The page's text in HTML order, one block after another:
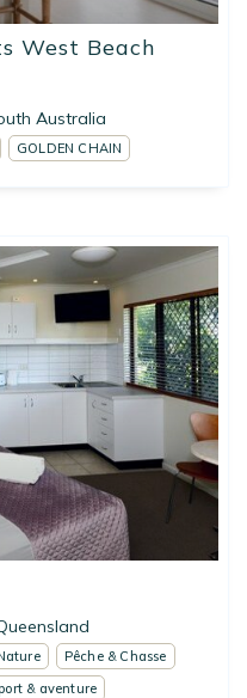
West Beach
Australia
GOLDEN CHAIN
Pêche & Chasse
& aventure